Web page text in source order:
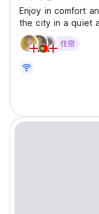
Enjoy in comfort
the city in a quiet
perfect place
easily accessible
住宿